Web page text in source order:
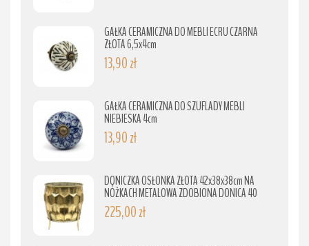
GAŁKA CERAMICZNA DO MEBLI ECRU CZARNA
ZŁOTA 6,5x4cm
13,90 zł
GAŁKA CERAMICZNA DO SZUFLADY MEBLI
NIEBIESKA 4cm
13,90 zł
DONICZKA OSŁONKA ZŁOTA 42x38x38cm NA
NÓŻKACH METALOWA ZDOBIONA DONICA 40
225,00 zł